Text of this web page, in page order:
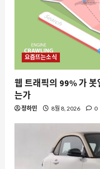
요즘뜨는소식
웹 트래픽의 99% 가
는가
정하민 8월 8, 2026 0